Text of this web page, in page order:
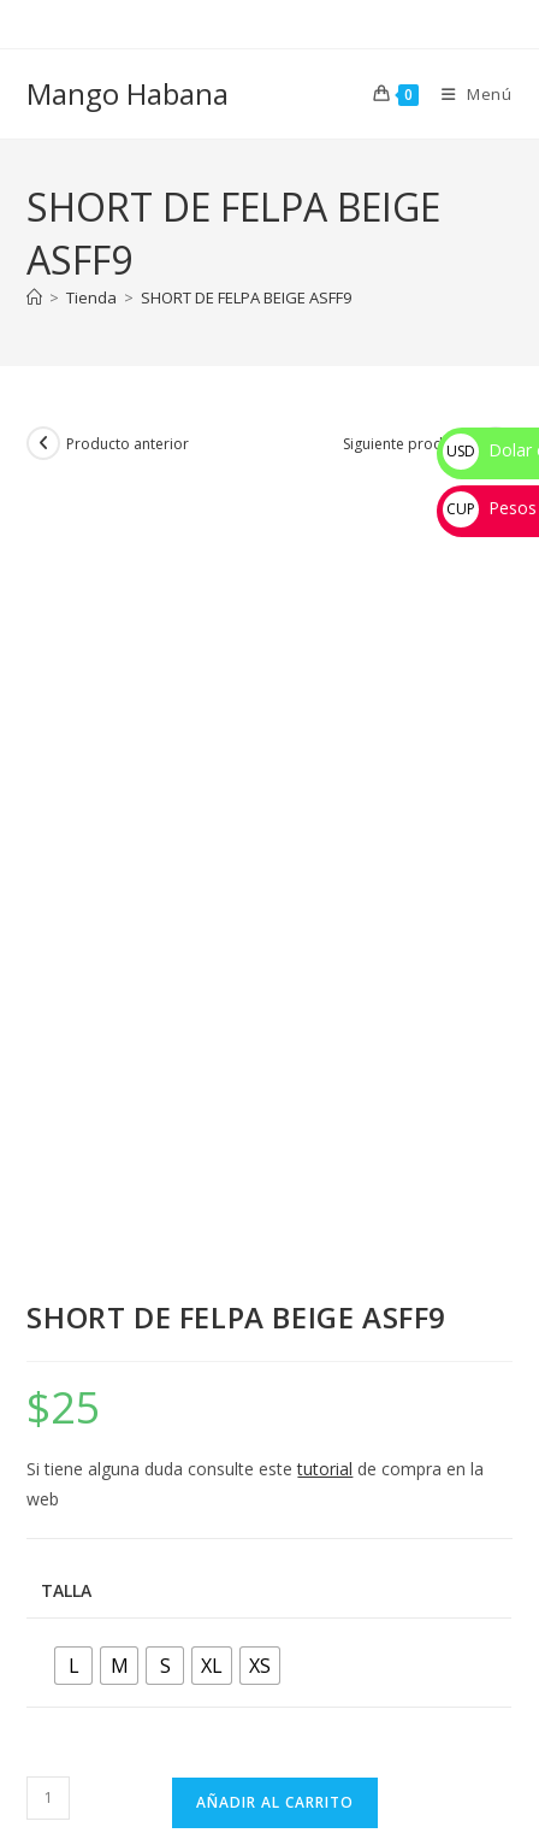
Mango Habana 0 Menú
SHORT DE FELPA BEIGE
ASFF9
> Tienda > SHORT DE FELPA BEIGE ASFF9
Producto anterior Siguiente producto
SHORT DE FELPA BEIGE ASFF9
$25
Si tiene alguna duda consulte estetutorial de compra en la
web
TALLA
L M S XL XS
SHORT
DE
AÑADIR AL CARRITO
USD
$
Dolar
CUP
💰
Pesos